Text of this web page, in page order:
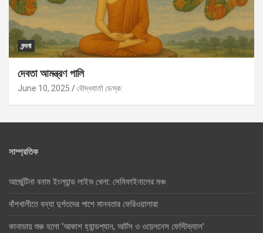
বন্দনা
দেবতা আমন্ত্রণ পালি
June 10, 2025 বৌদ্ধবার্তা ডেস্ক:
সাম্প্রতিক
আর্জেন্টিনা বনাম ইংল্যান্ড লাইভ খেলা: সেমিফাইনালের মঞ্চ
বাঁশখালীতে বন্যা দুর্গতদের পাশে মানবতার ফেরিওয়ালারা
কানাডায় শুরু হলো ‘আকাশ হ্যান্ডপ্যান, আর্টস ও ওয়েলনেস ফেস্টিভ্যাল’